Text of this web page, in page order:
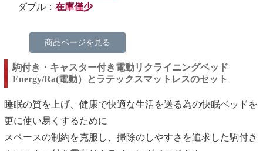
ダブル： 在庫僅少
商品ページを見る
駒付き・キャスター付き電動リクライニングベッド
Energy/Ra(電動）とラテックスマットレスのセット
睡眠の質を上げ、健康で快適な生活を送る為の快眠ベッドを
更に使い易くするために
スペースの制約を克服し、掃除のしやすさを追求した駒付き